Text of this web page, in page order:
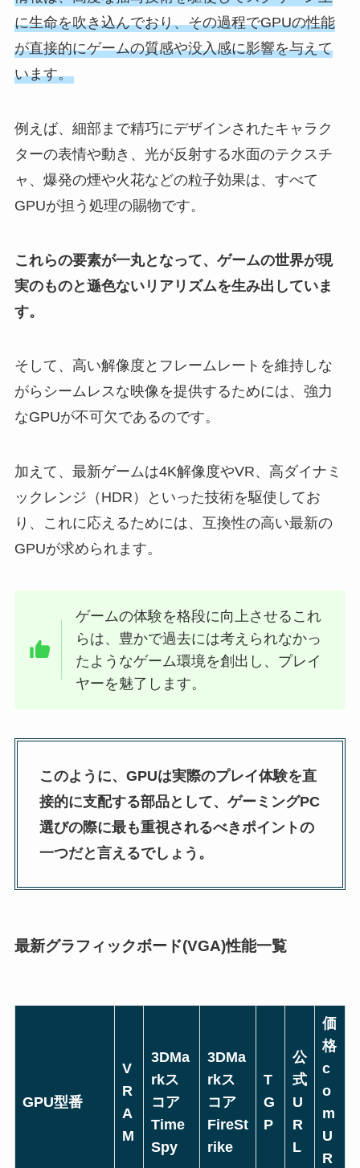
に生命を吹き込んでおり、その過程でGPUの性能
が直接的にゲームの質感や没入感に影響を与えて
います。
例えば、細部まで精巧にデザインされたキャラク
ターの表情や動き、光が反射する水面のテクスチ
ャ、爆発の煙や火花などの粒子効果は、すべて
GPUが担う処理の賜物です。
これらの要素が一丸となって、ゲームの世界が現
実のものと遜色ないリアリズムを生み出していま
す。
そして、高い解像度とフレームレートを維持しな
がらシームレスな映像を提供するためには、強力
なGPUが不可欠であるのです。
加えて、最新ゲームは4K解像度やVR、高ダイナミ
ックレンジ（HDR）といった技術を駆使してお
り、これに応えるためには、互換性の高い最新の
GPUが求められます。
ゲームの体験を格段に向上させるこれ
らは、豊かで過去には考えられなかっ
たようなゲーム環境を創出し、プレイ
ヤーを魅了します。
このように、GPUは実際のプレイ体験を直
接的に支配する部品として、ゲーミングPC
選びの際に最も重視されるべきポイントの
一つだと言えるでしょう。
最新グラフィックボード(VGA)性能一覧
GPU型番
V
R
A
M
3DMa
rkス
コア
Time
Spy
3DMa
rkス
コア
FireSt
rike
T
G
P
公
式
U
R
L
価
格
c
o
m
U
R